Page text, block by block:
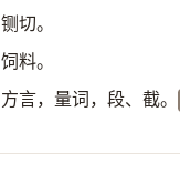
铡切。
饲料。
方言，量词，段、截。